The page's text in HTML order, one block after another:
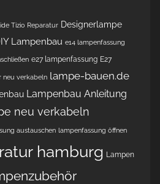
Tizio Reparatur Designerlampe
Lampenbau e14 lampenfassung
e27 lampenfassung E27
neu verkabeln lampe-bauen.de
Lampenbau Anleitung
neu verkabeln
austauschen lampenfassung öffnen
hamburg Lampen